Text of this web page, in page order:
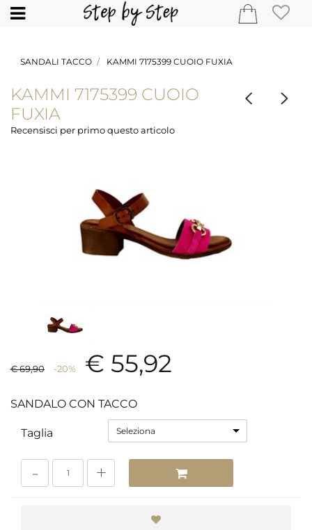
Open
SANDALI TACCO KAMMI 7175399 CUOIO FUXIA
KAMMI 7175399 CUOIO
FUXIA
Recensisci per primo questo articolo
€ 69,90 -20% € 55,92
SANDALO CON TACCO
Taglia Seleziona